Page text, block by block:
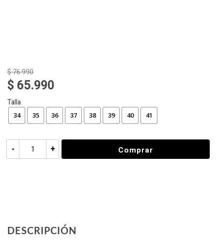
$ 76.990
$ 65.990
Talla
36 37 38 39 40 41
34 35
+
- Comprar
DESCRIPCIÓN